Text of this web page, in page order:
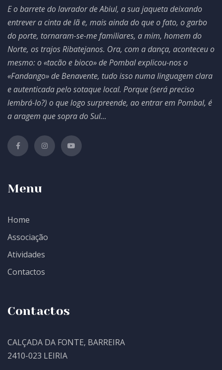
E o barrete do lavrador de Abiul, a sua jaqueta deixando
entrever a cinta de lã e, mais ainda do que o fato, o garbo
do porte, tornaram-se-me familiares, a mim, homem do
Norte, os trajos Ribatejanos. Ora, com a dança, aconteceu o
mesmo: o «tacão e bioco» de Pombal explicou-nos o
«Fandango» de Benavente, tudo isso numa linguagem clara
e autenticada pelo sotaque local. Porque (será preciso
lembrá-lo?) o que logo surpreende, ao entrar em Pombal, é
a aragem que sopra do Sul...
Menu
Home
Associação
Atividades
Contactos
Contactos
CALÇADA DA FONTE, BARREIRA
2410-023 LEIRIA